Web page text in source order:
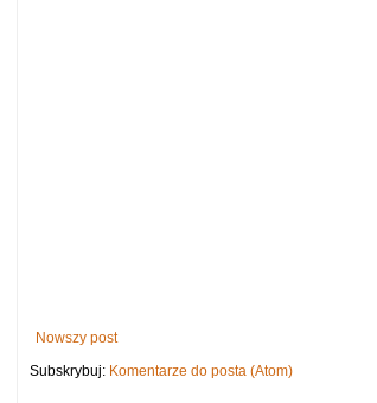
Nowszy post
Subskrybuj: Komentarze do posta (Atom)